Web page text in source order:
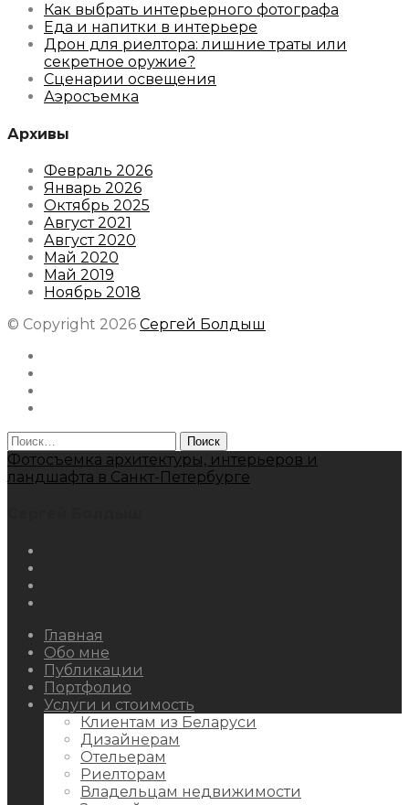
Как выбрать интерьерного фотографа
Еда и напитки в интерьере
Дрон для риелтора: лишние траты или
секретное оружие?
Сценарии освещения
Аэросъемка
Архивы
Февраль 2026
Январь 2026
Октябрь 2025
Август 2021
Август 2020
Май 2020
Май 2019
Ноябрь 2018
© Copyright 2026 Сергей Болдыш
Найти:
Фотосъемка архитектуры, интерьеров и
ландшафта в Санкт-Петербурге
Главная
Обо мне
Публикации
Портфолио
Услуги и стоимость
Клиентам из Беларуси
Дизайнерам
Отельерам
Риелторам
Владельцам недвижимости